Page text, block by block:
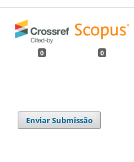
0 0
Enviar Submissão